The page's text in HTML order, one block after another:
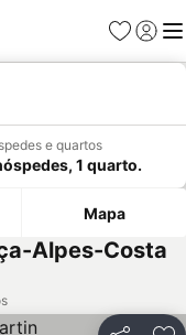
Favoritos
Iniciar
e quartos
1 quarto.
Mapa
Alpes-Costa